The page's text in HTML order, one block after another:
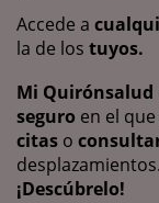
Accede a
la de los tuyos.
Mi Quirónsalud
seguro en el
citas o
desplazamientos.
¡Descúbrelo!